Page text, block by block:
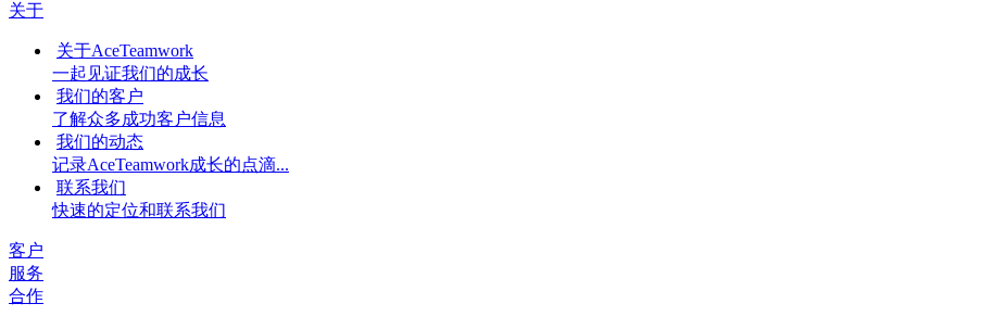
关于
关于AceTeamwork
一起见证我们的成长
我们的客户
了解众多成功客户信息
我们的动态
记录AceTeamwork成长的点滴...
联系我们
快速的定位和联系我们
客户
服务
合作